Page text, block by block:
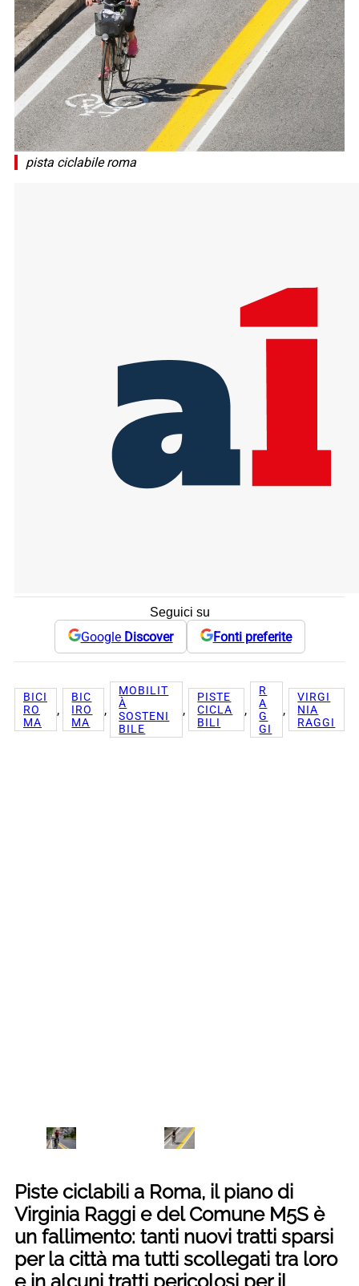
pista ciclabile roma
Seguici su
Google Discover Fonti preferite
BICI
RO
MA
,
BIC
IRO
MA
,
MOBILIT
À
SOSTENI
BILE
,
PISTE
CICLA
BILI
,
R
A
G
GI
,
VIRGI
NIA
RAGGI
Piste ciclabili a Roma, il piano di
Virginia Raggi e del Comune M5S è
un fallimento: tanti nuovi tratti sparsi
per la città ma tutti scollegati tra loro